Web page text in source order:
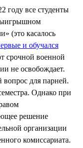
году все студенты
(это касалось
и обучался
срочной военной
не освобождает.
для парней.
Однако при
решение
организации
комиссариата.